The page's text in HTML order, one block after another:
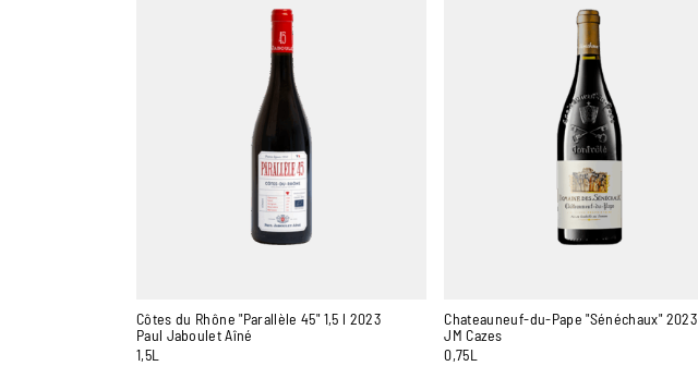
Côtes du Rhône "Parallèle 45" 1,5 l 2023
Paul Jaboulet Aîné
1,5L
Chateauneuf-du-Pape "Sénéchaux" 2023
JM Cazes
0,75L